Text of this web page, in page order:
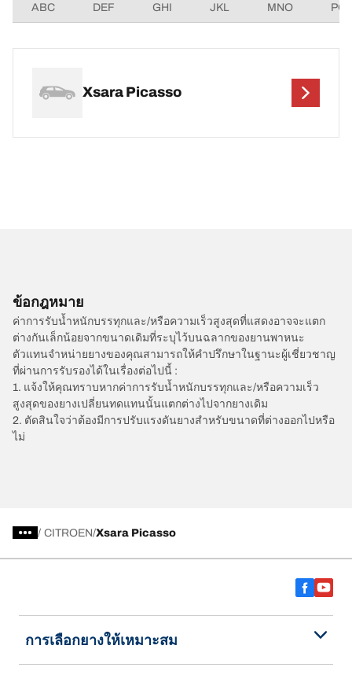
ABC DEF GHI JKL MNO
Xsara Picasso
ข้อกฎหมาย
ค่าการรับน้ำหนักบรรทุกและ/หรือความเร็วสูงสุดที่แสดงอาจจะแตก
ต่างกันเล็กน้อยจากขนาดเดิมที่ระบุไว้บนฉลากของยานพาหนะ
ตัวแทนจำหน่ายยางของคุณสามารถให้คำปรึกษาในฐานะผู้เชี่ยวชาญ
ที่ผ่านการรับรองได้ในเรื่องต่อไปนี้ :
1. แจ้งให้คุณทราบหากค่าการรับน้ำหนักบรรทุกและ/หรือความเร็ว
สูงสุดของยางเปลี่ยนทดแทนนั้นแตกต่างไปจากยางเดิม
2. ตัดสินใจว่าต้องมีการปรับแรงดันยางสำหรับขนาดที่ต่างออกไปหรือ
ไม่
/ CITROEN Xsara Picasso
การเลือกยางให้เหมาะสม